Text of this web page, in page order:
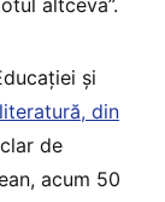
altceva”.
și
din
de
acum 50